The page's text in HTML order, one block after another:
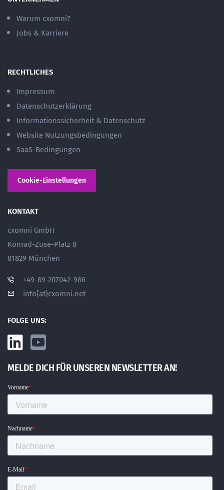
Warum cxomni?
Jobs & Karriere
RECHTLICHES
Impressum
Datenschutzerklärung
Informationssicherheit & Datenschutz
Website Nutzungsbedingungen
SaaS-Bedingungen
Cookie-Einstellungen
KONTAKT
cxomni GmbH
Konrad-Zuse-Platz 8
81829 München
+49-89-207042-986
info[at}cxomni.net
FOLGE UNS:
MELDE DICH FÜR UNSEREN NEWSLETTER AN!